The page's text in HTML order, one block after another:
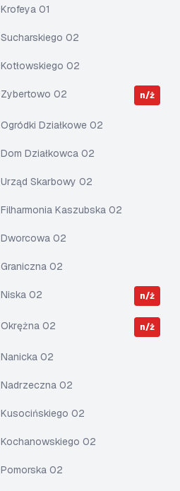
Krofeya 01
Sucharskiego 02
Kotłowskiego 02
Zybertowo 02 n/ż
Ogródki Działkowe 02
Dom Działkowca 02
Urząd Skarbowy 02
Filharmonia Kaszubska 02
Dworcowa 02
Graniczna 02
Niska 02 n/ż
Okrężna 02 n/ż
Nanicka 02
Nadrzeczna 02
Kusocińskiego 02
Kochanowskiego 02
Pomorska 02